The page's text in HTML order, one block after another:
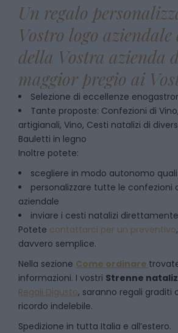
Un regalo
Vostro logo
della Vostra azienda
maggior pregio ai
Selezione di eccellenze
Tante proposte: Confezioni di
artigianali, Vino, Cesti natalizi di
Bauletti in legno
Inoltre potete:
scegliere in modo autonomo
personalizzare tutte le confezioni
aziendale
inviare i cesti natalizi
Potete contattarci per un preventivo
davvero semplice.
Nella sezione Come ordinare
informazioni. I vostri Strenne
Regali Digusto, saranno regali graditi
ricordo indelebile.
Spedizione in tutta Italia e all’estero.